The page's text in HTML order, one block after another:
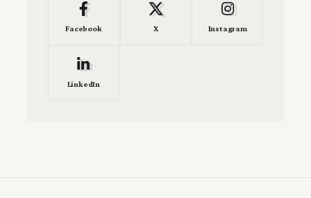
Facebook X Instagram
LinkedIn